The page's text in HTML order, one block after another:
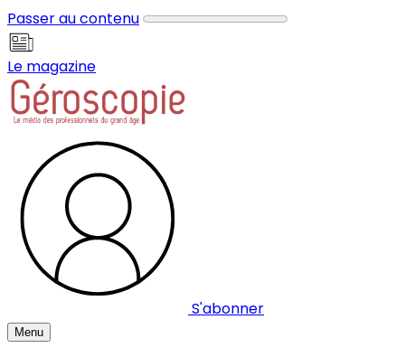
Passer au contenu
Le magazine
S'abonner
Menu
Panneau de gestion des cookies